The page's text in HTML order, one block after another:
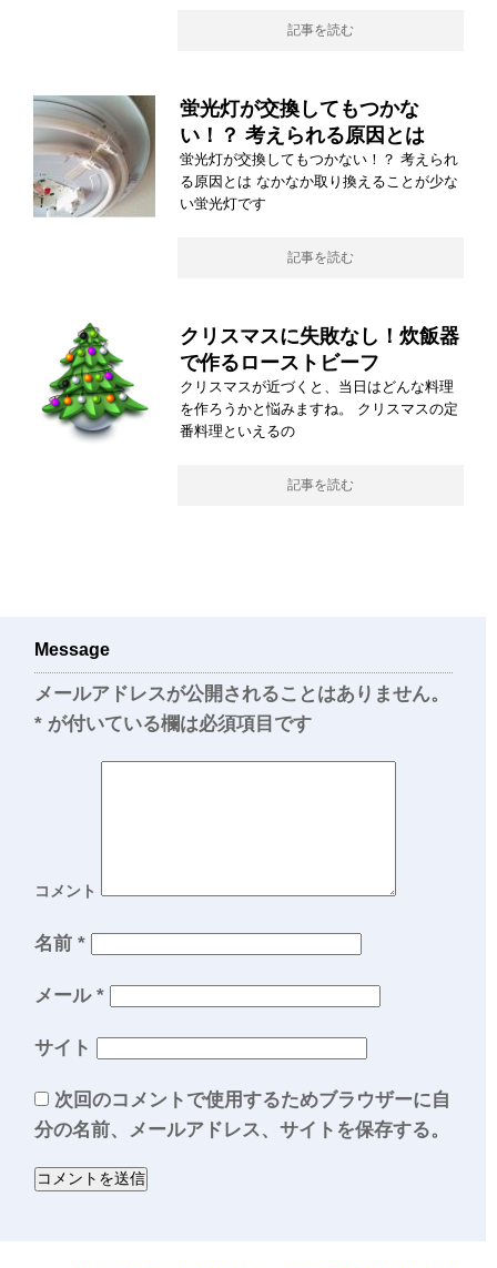
記事を読む
蛍光灯が交換してもつかな
い！？ 考えられる原因とは
蛍光灯が交換してもつかない！？ 考えられ
る原因とは なかなか取り換えることが少な
い蛍光灯です
記事を読む
クリスマスに失敗なし！炊飯器
で作るローストビーフ
クリスマスが近づくと、当日はどんな料理
を作ろうかと悩みますね。 クリスマスの定
番料理といえるの
記事を読む
Message
メールアドレスが公開されることはありません。
* が付いている欄は必須項目です
コメント
名前 *
メール *
サイト
次回のコメントで使用するためブラウザーに自
分の名前、メールアドレス、サイトを保存する。